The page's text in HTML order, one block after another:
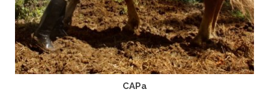
CAPa